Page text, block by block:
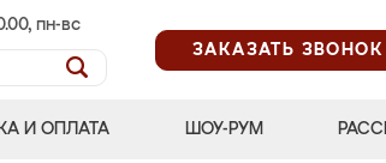
пн-вс
ЗАКАЗАТЬ ЗВОНОК
И ОПЛАТА ШОУ-РУМ